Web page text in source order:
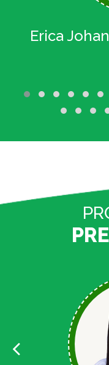
Erica